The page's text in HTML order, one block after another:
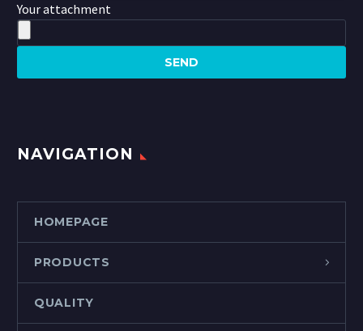
Your attachment
NAVIGATION
HOMEPAGE
PRODUCTS
QUALITY